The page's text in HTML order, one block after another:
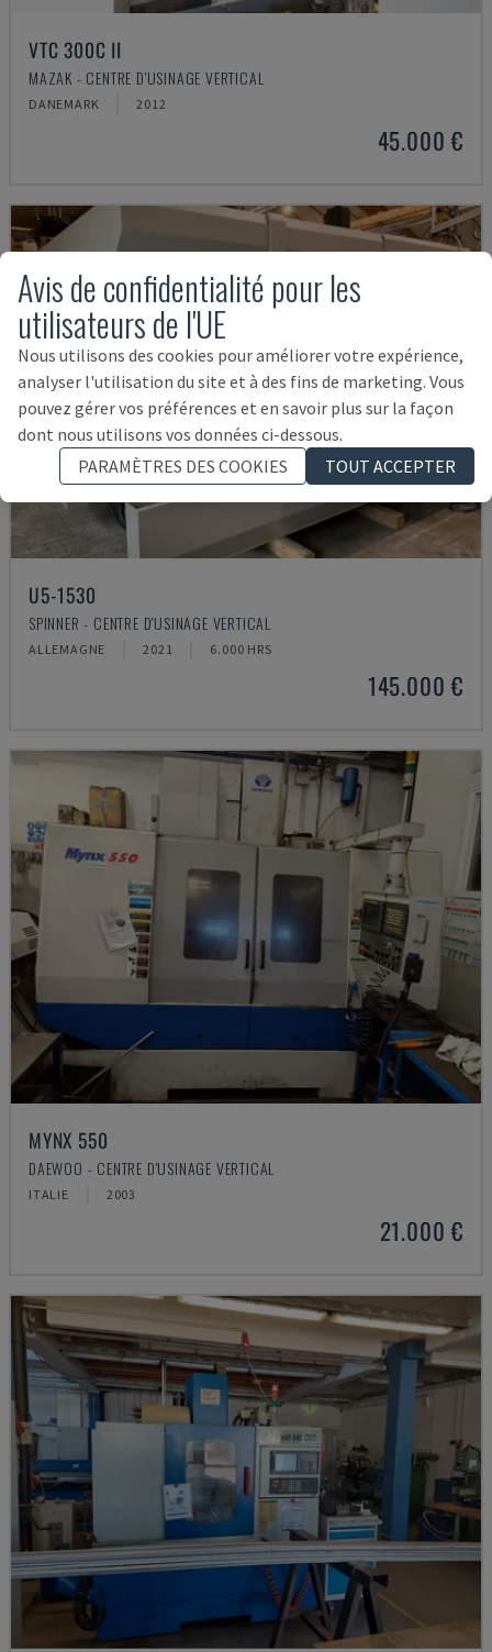
VTC 300C II
MAZAK - CENTRE D'USINAGE VERTICAL
DANEMARK 2012
45.000 €
U5-1530
SPINNER - CENTRE D'USINAGE VERTICAL
ALLEMAGNE 2021 6.000 HRS
145.000 €
MYNX 550
DAEWOO - CENTRE D'USINAGE VERTICAL
ITALIE 2003
21.000 €
Avis de confidentialité pour les
utilisateurs de l'UE
Nous utilisons des cookies pour améliorer votre expérience,
analyser l'utilisation du site et à des fins de marketing. Vous
pouvez gérer vos préférences et en savoir plus sur la façon
dont nous utilisons vos données ci-dessous.
PARAMÈTRES DES COOKIES
TOUT ACCEPTER